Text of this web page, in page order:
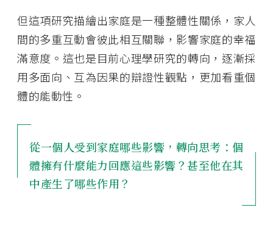
但這項研究描繪出家庭是一種整體性關係，家人
間的多重互動會彼此相互關聯，影響家庭的幸福
滿意度。這也是目前心理學研究的轉向，逐漸採
用多面向、互為因果的辯證性觀點，更加看重個
體的能動性。
從一個人受到家庭哪些影響，轉向思考：個
體擁有什麼能力回應這些影響？甚至他在其
中產生了哪些作用？